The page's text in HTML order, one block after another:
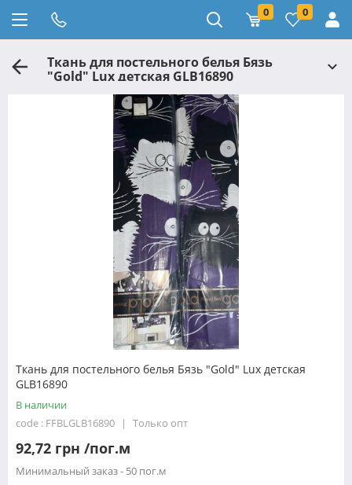
0 0
Ткань для постельного белья Бязь
"Gold" Lux детская GLB16890
Ткань для постельного белья Бязь "Gold" Lux детская
GLB16890
В наличии
code : FFBLGLB16890
Только опт
92,72 грн /пог.м
Минимальный заказ - 50 пог.м